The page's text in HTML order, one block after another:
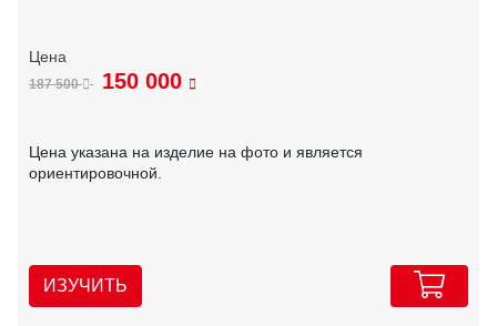
187 500 150 000
Цена указана на изделие на фото и является
ориентировочной.
ИЗУЧИТЬ